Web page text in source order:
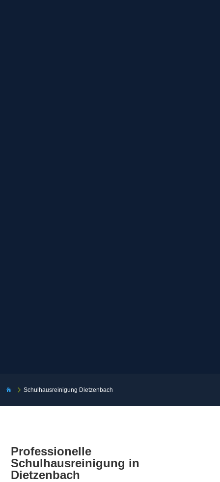
 5Schulhausreinigung Dietzenbach
Professionelle
Schulhausreinigung in
Dietzenbach